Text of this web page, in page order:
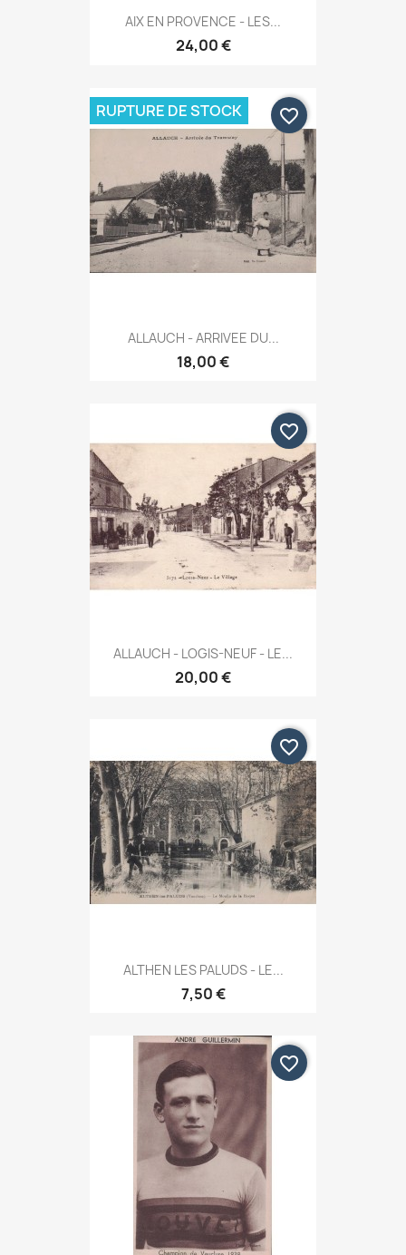
AIX EN PROVENCE - LES...
24,00 €
ALLAUCH - ARRIVEE DU...
18,00 €
RUPTURE DE STOCK favorite_border
ALLAUCH - LOGIS-NEUF - LE...
20,00 €
favorite_border
ALTHEN LES PALUDS - LE...
7,50 €
favorite_border
favorite_border